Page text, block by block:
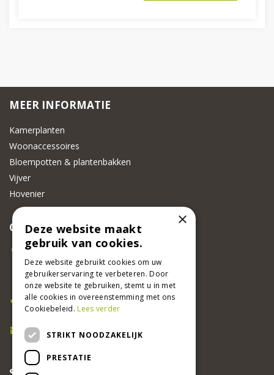
MEER INFORMATIE
Kamerplanten
Woonaccessoires
Bloempotten & plantenbakken
Vijver
Hovenier
CONTACT
Beeker Tuincentrum
Adsteeg 31
6191 PW Beek
Bel ons
046 437 2881
E-mail
info@beekertuincentrum.nl
×
Deze website maakt
gebruik van cookies.
Deze website gebruikt cookies om uw
gebruikerservaring te verbeteren. Door
onze website te gebruiken, stemt u in met
alle cookies in overeenstemming met ons
Cookiebeleid.Lees verder
STRIKT NOODZAKELIJK
PRESTATIE